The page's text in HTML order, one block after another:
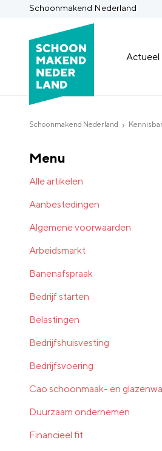
Schoonmakend Nederland
Actueel
Schoonmakend Nederland
Menu
Alle artikelen
Aanbestedingen
Algemene voorwaarden
Arbeidsmarkt
Banenafspraak
Bedrijf starten
Belastingen
Bedrijfshuisvesting
Bedrijfsvoering
Cao schoonmaak- en
Duurzaam ondernemen
Financieel fit